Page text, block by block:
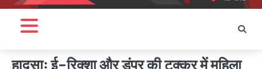
हादसाः ई-रिक्शा और डंपर की टक्कर में महिला